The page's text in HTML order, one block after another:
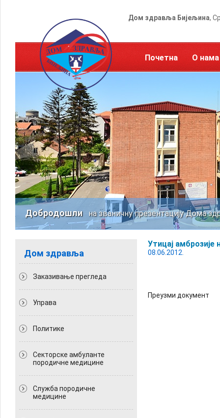
Дом здравља Бијељина,
Почетна О нама
Добродошлина званичну презентацију Дома
Дом здравља
Заказивање прегледа
Управа
Политикe
Секторске амбуланте
породичне медицине
Служба породичне
медицине
Утицај
08.06.2012.
Преузми документ